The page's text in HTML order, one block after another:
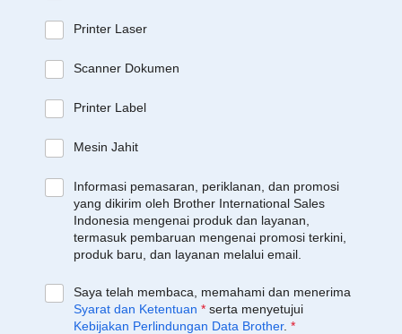
Printer Laser
Scanner Dokumen
Printer Label
Mesin Jahit
Informasi pemasaran, periklanan, dan promosi
yang dikirim oleh Brother International Sales
Indonesia mengenai produk dan layanan,
termasuk pembaruan mengenai promosi terkini,
produk baru, dan layanan melalui email.
Saya telah membaca, memahami dan menerima
Syarat dan Ketentuan * serta menyetujui
Kebijakan Perlindungan Data Brother. *